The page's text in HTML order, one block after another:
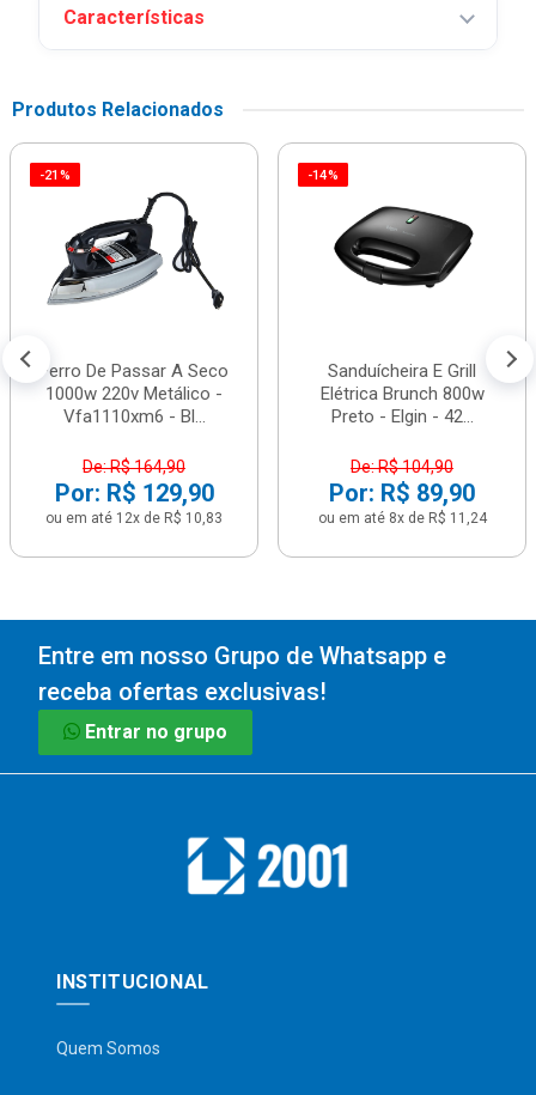
Características
Produtos Relacionados
-21%
Ferro De Passar A Seco
1000w 220v Metálico -
Vfa1110xm6 - Bl...
De: R$ 164,90
Por: R$ 129,90
ou em até 12x de R$ 10,83
-14%
Sanduícheira E Grill
Elétrica Brunch 800w
Preto - Elgin - 42...
De: R$ 104,90
Por: R$ 89,90
ou em até 8x de R$ 11,24
Entre em nosso Grupo de Whatsapp e
receba ofertas exclusivas!
Entrar no grupo
INSTITUCIONAL
Quem Somos